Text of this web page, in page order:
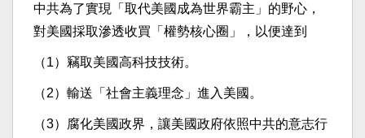
中共為了實現「取代美國成為世界霸主」的野心，
對美國採取滲透收買「權勢核心圈」，以便達到
（1）竊取美國高科技技術。
（2）輸送「社會主義理念」進入美國。
（3）腐化美國政界，讓美國政府依照中共的意志行